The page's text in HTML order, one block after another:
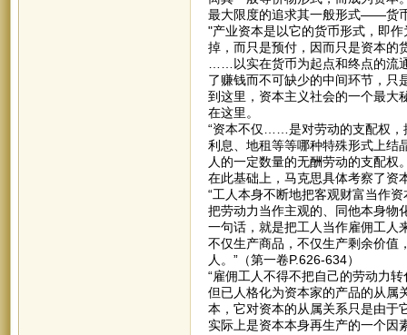
最大限度的追求其一般形式——货
"产业资本是以它的货币形式，即
掉，而只是预付，因而只是资本的
……以实在货币为起点和终点的流
了赚钱而不可缺少的中间环节，只
到这里，资本主义社会的一个最
在这里。
“资本不仅……是对劳动的支配权，
利息、地租等等哪种特殊形式上结
人的一定数量的无酬劳动的支配权
在此基础上，马克思具体考察了资
“工人本身不断地把客观财富当作
把劳动力当作主观的、同他本身物
一句话，就是把工人当作雇佣工
不仅生产商品，不仅生产剩余价值
人。”（第一卷P.626-634）
“雇佣工人不得不把自己的劳动力
但已人格化为资本家的产品的从
本，它对资本的从属关系只是由于
实际上是资本本身再生产的一个